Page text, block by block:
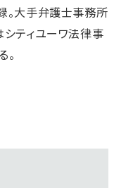
。大手弁護士事務所
シティユーワ法律事